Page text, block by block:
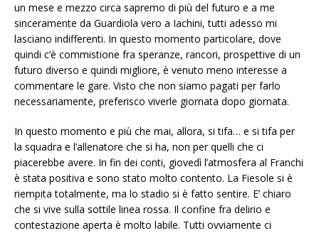
un mese e mezzo circa sapremo di più del futuro e a me
sinceramente da Guardiola vero a Iachini, tutti adesso mi
lasciano indifferenti. In questo momento particolare, dove
quindi c’è commistione fra speranze, rancori, prospettive di un
futuro diverso e quindi migliore, è venuto meno interesse a
commentare le gare. Visto che non siamo pagati per farlo
necessariamente, preferisco viverle giornata dopo giornata.
In questo momento e più che mai, allora, si tifa… e si tifa per
la squadra e l’allenatore che si ha, non per quelli che ci
piacerebbe avere. In fin dei conti, giovedì l’atmosfera al Franchi
è stata positiva e sono stato molto contento. La Fiesole si è
riempita totalmente, ma lo stadio si è fatto sentire. E’ chiaro
che si vive sulla sottile linea rossa. Il confine fra delirio e
contestazione aperta è molto labile. Tutti ovviamente ci